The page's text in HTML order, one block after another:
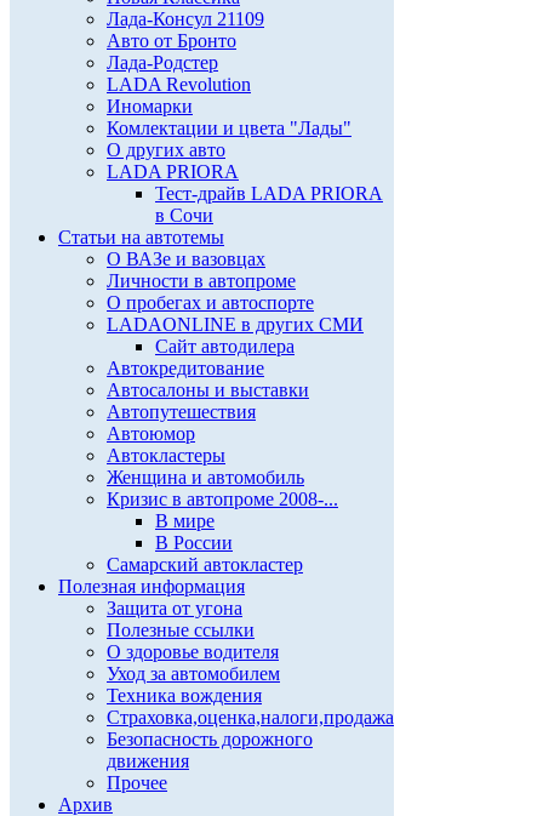
Лада-Консул 21109
Авто от Бронто
Лада-Родстер
LADA Revolution
Иномарки
Комлектации и цвета "Лады"
О других авто
LADA PRIORA
Тест-драйв LADA PRIORA
в Сочи
Статьи на автотемы
О ВАЗе и вазовцах
Личности в автопроме
О пробегах и автоспорте
LADAONLINE в других СМИ
Сайт автодилера
Автокредитование
Автосалоны и выставки
Автопутешествия
Автоюмор
Автокластеры
Женщина и автомобиль
Кризис в автопроме 2008-...
В мире
В России
Самарский автокластер
Полезная информация
Защита от угона
Полезные ссылки
О здоровье водителя
Уход за автомобилем
Техника вождения
Страховка,оценка,налоги,продажа
Безопасность дорожного
движения
Прочее
Архив